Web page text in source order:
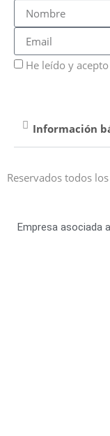
He leído y
Información
Reservados todos
Empresa asociada